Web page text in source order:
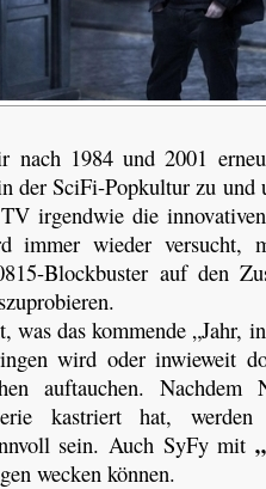
nach 1984 und 2001
der SciFi-Popkultur zu und
irgendwie die
immer wieder versucht,
Blockbuster auf den
was das kommende „Jahr,
wird oder inwieweit
auftauchen.
kastriert hat,
sein. Auch SyFy mit
wecken können.